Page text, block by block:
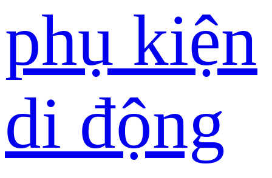
phụ kiện
di động